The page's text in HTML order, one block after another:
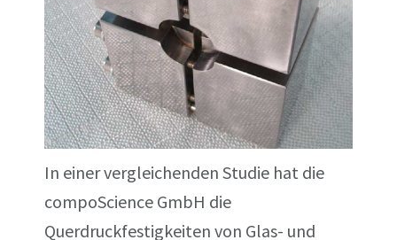
In einer vergleichenden Studie hat die
compoScience GmbH die
Querdruckfestigkeiten von Glas- und